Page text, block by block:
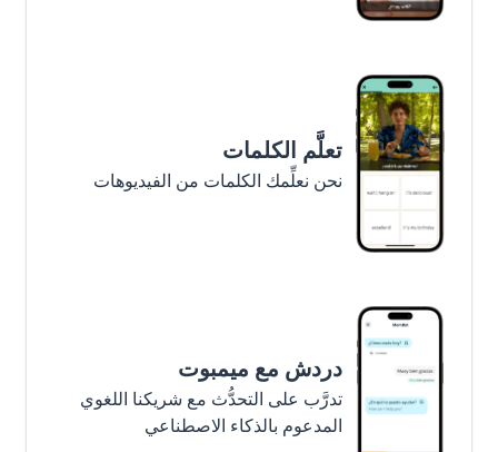
تعلَّم الكلمات
نحن نعلِّمك الكلمات من الفيديوهات
دردش مع ميمبوت
تدرَّب على التحدُّث مع شريكنا اللغوي
المدعوم بالذكاء الاصطناعي